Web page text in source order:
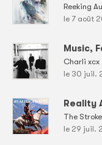
Reeking
le 7 août
Music,
Charli xcx
le 30 juil.
Reality
The
le 29 juil.